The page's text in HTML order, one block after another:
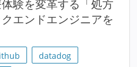
験を変革する「処方
エンドエンジニアを
datadog